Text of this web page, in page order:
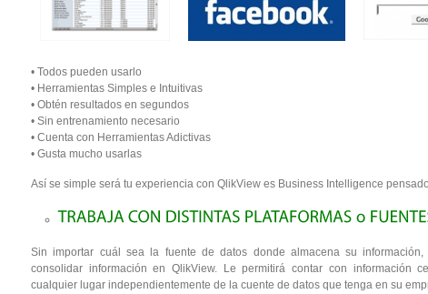
• Todos pueden usarlo
• Herramientas Simples e Intuitivas
• Obtén resultados en segundos
• Sin entrenamiento necesario
• Cuenta con Herramientas Adictivas
• Gusta mucho usarlas
Así se simple será tu experiencia con QlikView es Business Intelligence
Sin importar cuál sea la fuente de datos donde almacena su
consolidar información en QlikView. Le permitirá contar con información
cualquier lugar independientemente de la cuente de datos que tenga en su